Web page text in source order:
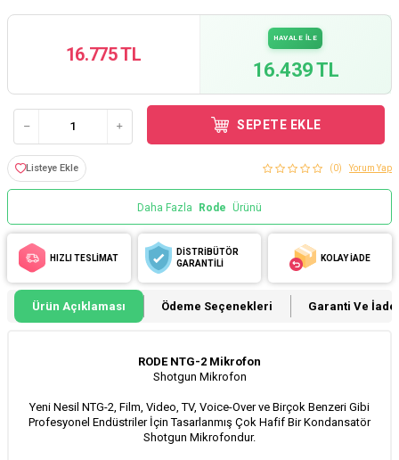
16.775 TL
HAVALE İLE
16.439 TL
SEPETE EKLE
Listeye Ekle (0) Yorum Yap
Daha Fazla Rode Ürünü
HIZLI TESLİMAT
DİSTRİBÜTÖR
GARANTİLİ
KOLAY İADE
Ürün Açıklaması Ödeme Seçenekleri Garanti Ve İade
RODE NTG-2 Mikrofon
Shotgun Mikrofon
Yeni Nesil NTG-2, Film, Video, TV, Voice-Over ve Birçok Benzeri Gibi
Profesyonel Endüstriler İçin Tasarlanmış Çok Hafif Bir Kondansatör
Shotgun Mikrofondur.